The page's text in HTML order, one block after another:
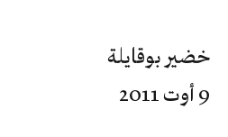
خضير بوقايلة
9 أوت 2011